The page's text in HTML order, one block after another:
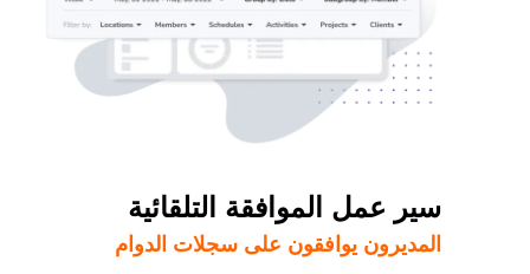
سير عمل الموافقة التلقائية
المديرون يوافقون على سجلات الدوام